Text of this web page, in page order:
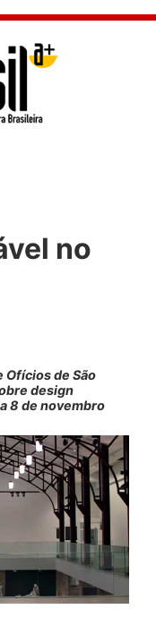
no
Ofícios de São
design
8 de novembro